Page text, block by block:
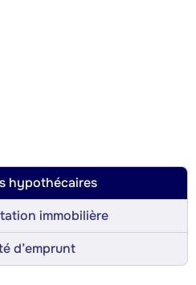
hypothécaires
immobilière
d’emprunt